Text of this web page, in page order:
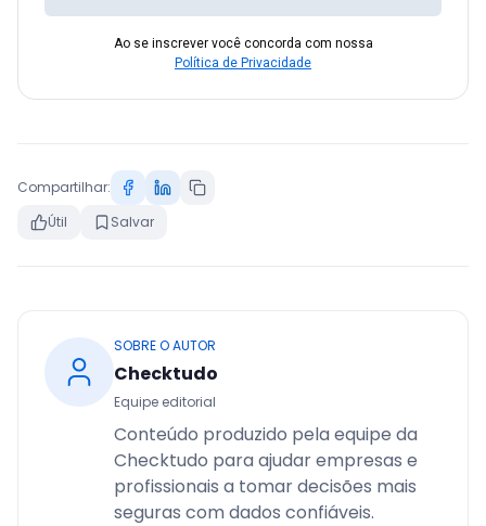
Ao se inscrever você concorda com nossa
Política de Privacidade
Compartilhar:
Útil
Salvar
SOBRE O AUTOR
Checktudo
Equipe editorial
Conteúdo produzido pela equipe da
Checktudo para ajudar empresas e
profissionais a tomar decisões mais
seguras com dados confiáveis.